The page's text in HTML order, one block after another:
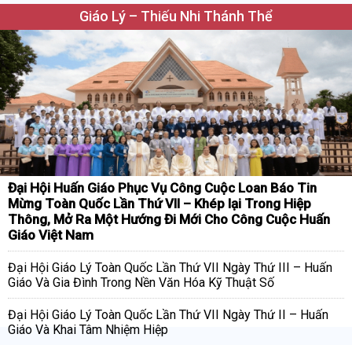
Giáo Lý – Thiếu Nhi Thánh Thể
Đại Hội Huấn Giáo Phục Vụ Công Cuộc Loan Báo Tin
Mừng Toàn Quốc Lần Thứ VII – Khép lại Trong Hiệp
Thông, Mở Ra Một Hướng Đi Mới Cho Công Cuộc Huấn
Giáo Việt Nam
Đại Hội Giáo Lý Toàn Quốc Lần Thứ VII Ngày Thứ III – Huấn
Giáo Và Gia Đình Trong Nền Văn Hóa Kỹ Thuật Số
Đại Hội Giáo Lý Toàn Quốc Lần Thứ VII Ngày Thứ II – Huấn
Giáo Và Khai Tâm Nhiệm Hiệp